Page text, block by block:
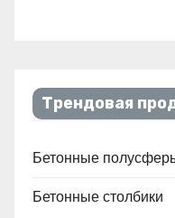
Трендовая
Бетонные
Бетонные столбики